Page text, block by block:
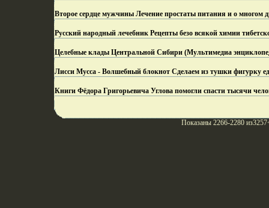
Второе сердце мужчины Лечение простаты питания и о многом
Русский народный лечебник Рецепты безо всякой химии
Целебные клады Центральной Сибири (Мультимедиа
Лисси Мусса - Волшебный блокнот Сделаем из тушки фигурку
Книги Фёдора Григорьевича Углова помогли спасти тысячи
Показаны 2266-2280